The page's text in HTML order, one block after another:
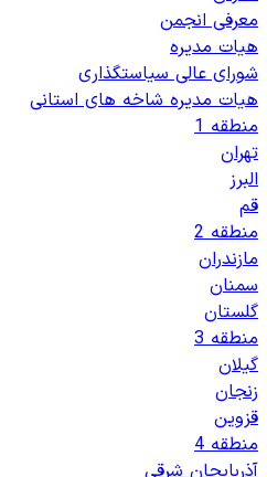
معرفی انجمن
هیات مدیره
شورای عالی سیاستگذاری
هیات مدیره شاخه های استانی
منطقه 1
تهران
البرز
قم
منطقه 2
مازندران
سمنان
گلستان
منطقه 3
گیلان
زنجان
قزوین
منطقه 4
آذربایجان شرقی